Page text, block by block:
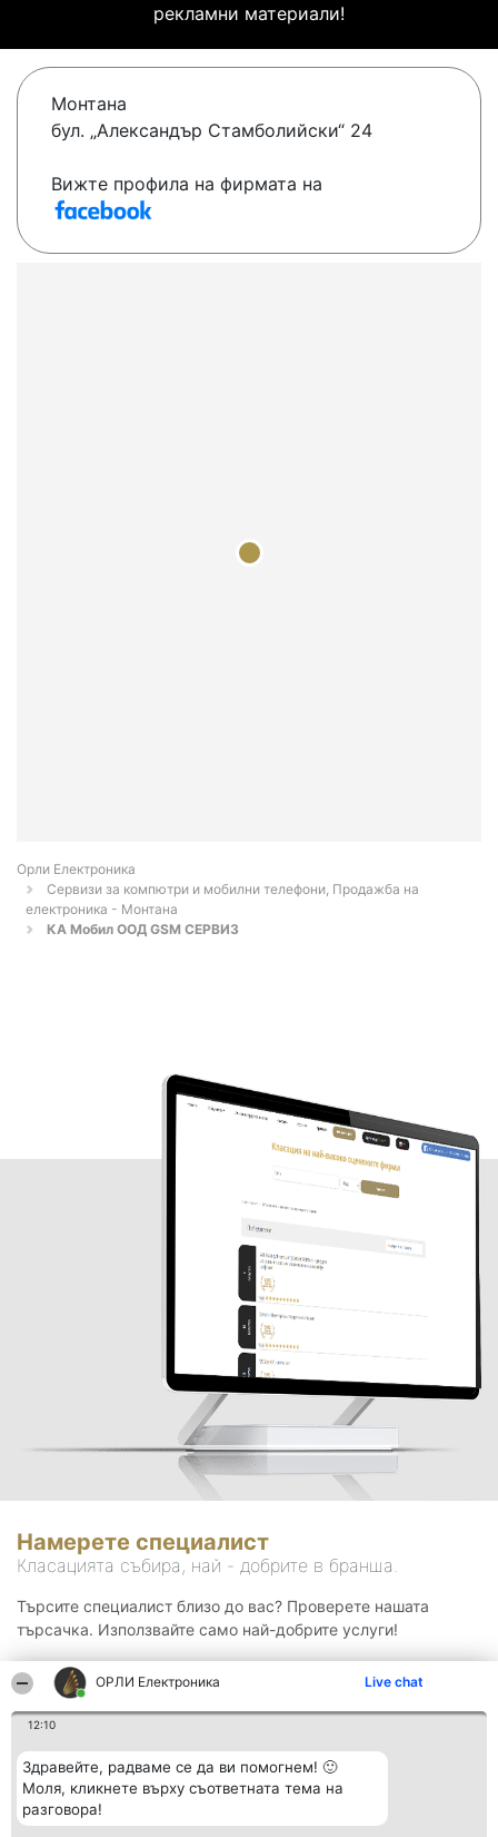
ОРЛИ Електроника Live chat
12:10
Здравейте, радваме се да ви помогнем! 🙂
Моля, кликнете върху съответната тема на
разговора!
рекламни материали!
Монтана
бул. „Александър Стамболийски“ 24
Вижте профила на фирмата на
Орли Електроника
Сервизи за компютри и мобилни телефони, Продажба на
електроника - Монтана
КА Мобил ООД GSM СЕРВИЗ
Намерете специалист
Класацията събира, най - добрите в бранша.
Търсите специалист близо до вас? Проверете нашата
търсачка. Използвайте само най-добрите услуги!